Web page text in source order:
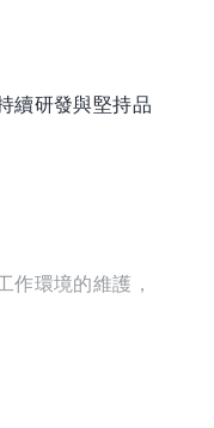
續研發與堅持品
作環境的維護，